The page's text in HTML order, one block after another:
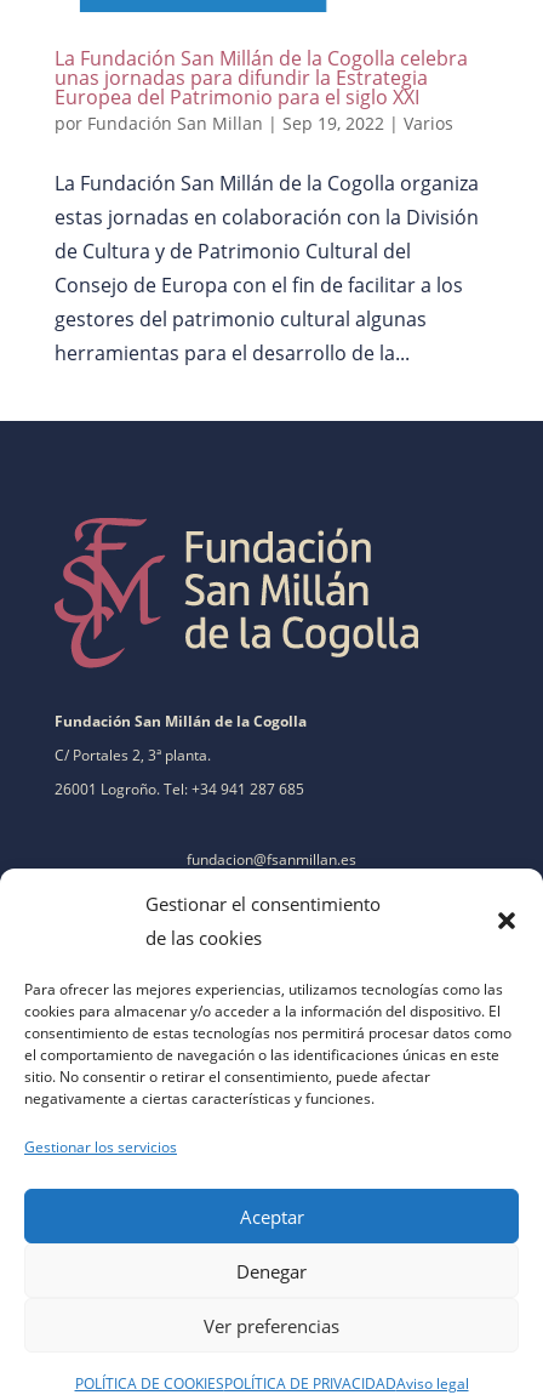
Gestionar el consentimiento
de las cookies
Para ofrecer las mejores experiencias, utilizamos tecnologías como las
cookies para almacenar y/o acceder a la información del dispositivo. El
consentimiento de estas tecnologías nos permitirá procesar datos como
el comportamiento de navegación o las identificaciones únicas en este
sitio. No consentir o retirar el consentimiento, puede afectar
negativamente a ciertas características y funciones.
Gestionar los servicios
Aceptar
Denegar
Ver preferencias
POLÍTICA DE COOKIESPOLÍTICA DE PRIVACIDADAviso legal
La Fundación San Millán de la Cogolla celebra
unas jornadas para difundir la Estrategia
Europea del Patrimonio para el siglo XXI
por Fundación San Millan | Sep 19, 2022| Varios
La Fundación San Millán de la Cogolla organiza
estas jornadas en colaboración con la División
de Cultura y de Patrimonio Cultural del
Consejo de Europa con el fin de facilitar a los
gestores del patrimonio cultural algunas
herramientas para el desarrollo de la...
Fundación San Millán de la Cogolla
C/ Portales 2, 3ª planta.
26001 Logroño. Tel: +34 941 287 685
fundacion@fsanmillan.es
política de privacidad|política de cookies